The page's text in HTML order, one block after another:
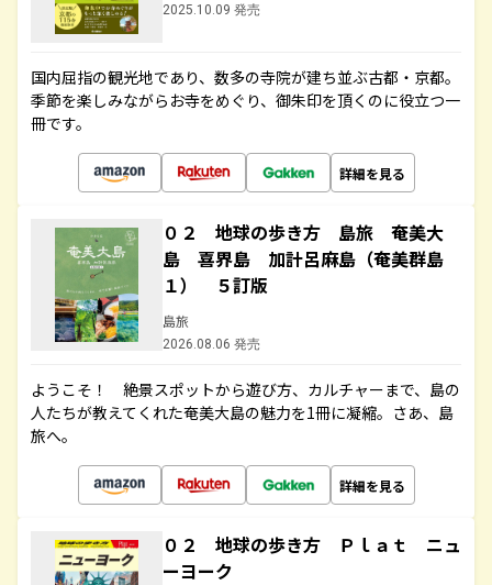
2025.10.09 発売
国内屈指の観光地であり、数多の寺院が建ち並ぶ古都・京都。
季節を楽しみながらお寺をめぐり、御朱印を頂くのに役立つ一
冊です。
詳細を見る
０２ 地球の歩き方 島旅 奄美大
島 喜界島 加計呂麻島（奄美群島
１） ５訂版
島旅
2026.08.06 発売
ようこそ！ 絶景スポットから遊び方、カルチャーまで、島の
人たちが教えてくれた奄美大島の魅力を1冊に凝縮。さあ、島
旅へ。
詳細を見る
０２ 地球の歩き方 Ｐｌａｔ ニュ
ーヨーク